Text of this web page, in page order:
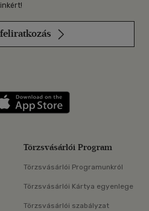
a LinkedInen
Szerezd meg: Google
Törzsvásárlói Program
Törzsvásárlói Programunkról
Törzsvásárlói Kártya egyenlege
Törzsvásárlói szabályzat